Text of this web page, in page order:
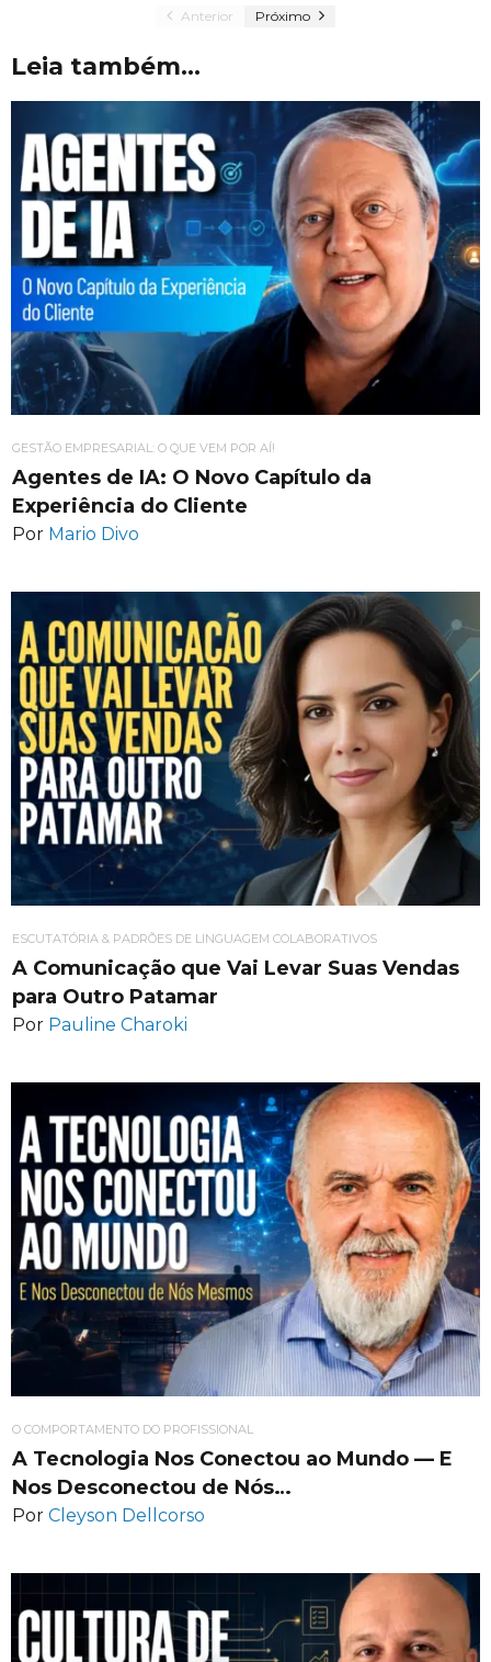
Anterior Próximo
Leia também...
GESTÃO EMPRESARIAL: O QUE VEM POR AÍ!
Agentes de IA: O Novo Capítulo da
Experiência do Cliente
Por Mario Divo
ESCUTATÓRIA & PADRÕES DE LINGUAGEM COLABORATIVOS
A Comunicação que Vai Levar Suas Vendas
para Outro Patamar
Por Pauline Charoki
O COMPORTAMENTO DO PROFISSIONAL
A Tecnologia Nos Conectou ao Mundo — E
Nos Desconectou de Nós…
Por Cleyson Dellcorso